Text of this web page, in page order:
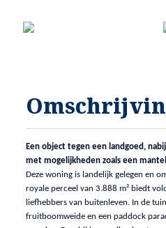
Een object tegen een landgoed,
met mogelijkheden zoals een
Deze woning is landelijk gelegen en
royale perceel van 3.888 m² biedt
liefhebbers van buitenleven. In de
fruitboomweide en een paddock